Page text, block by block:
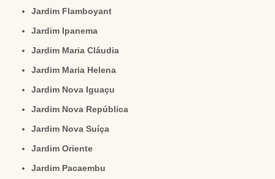
Jardim Flamboyant
Jardim Ipanema
Jardim Maria Cláudia
Jardim Maria Helena
Jardim Nova Iguaçu
Jardim Nova República
Jardim Nova Suíça
Jardim Oriente
Jardim Pacaembu